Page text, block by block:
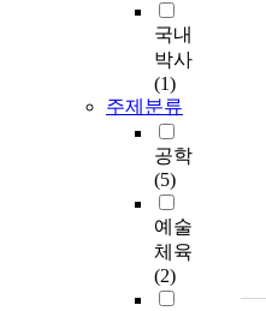
국내
박사
(1)
주제분류
공학
(5)
예술
체육
(2)